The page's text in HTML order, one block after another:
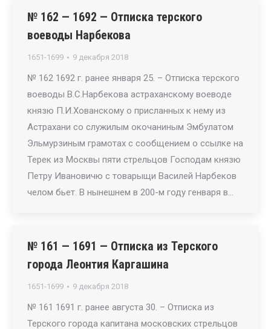
№ 162 — 1692 — Отписка терского
воеводы Нарбекова
1651-1699 9 декабря 2018
№ 162 1692 г. ранее января 25. – Отписка терского
воеводы В.С.Нарбекова астраханскому воеводе
князю П.И.Хованскому о присланных к нему из
Астрахани со служилым окочаниным Эмбулатом
Эльмурзиным грамотах с сообщением о ссылке на
Терек из Москвы пяти стрельцов Господам князю
Петру Ивановичю с товарыщи Василей Нарбеков
челом бьет. В нынешнем в 200-м году генваря в…
№ 161 — 1691 — Отписка из Терского
города Леонтия Каргашина
1651-1699 9 декабря 2018
№ 161 1691 г. ранее августа 30. – Отписка из
Терского города капитана московских стрельцов